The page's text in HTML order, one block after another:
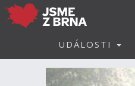
UDÁLOSTI
Předchozí